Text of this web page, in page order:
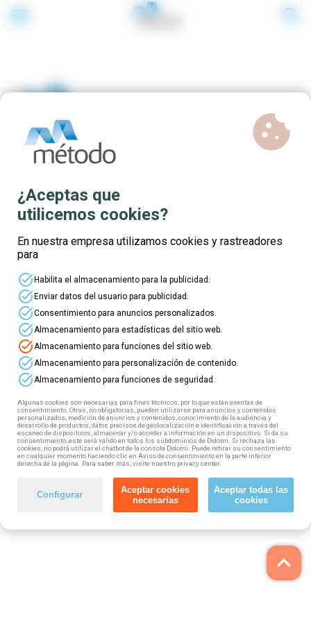
menu search
Cursos de ofimática
presenciales gratuitos
keyboard_arrow_up
¿Aceptas que
utilicemos cookies?
cookie
En nuestra empresa utilizamos cookies y rastreadores
para
task_altHabilita el almacenamiento para la publicidad.
task_altEnviar datos del usuario para publicidad.
task_altConsentimiento para anuncios personalizados.
task_alt Almacenamiento para estadísticas del sitio web.
task_alt Almacenamiento para funciones del sitio web.
task_alt Almacenamiento para personalización de contenido.
task_alt Almacenamiento para funciones de seguridad.
Algunas cookies son necesarias para fines técnicos, por lo que están exentas de
consentimiento. Otras, no obligatorias, pueden utilizarse para anuncios y contenidos
personalizados, medición de anuncios y contenidos, conocimiento de la audiencia y
desarrollo de productos, datos precisos de geolocalización e identificación a través del
escaneo de dispositivos, almacenar y/o acceder a información en un dispositivo. Si da su
consentimiento, este será válido en todos los subdominios de Didomi. Si rechaza las
cookies, no podrá utilizar el chatbot de la consola Didomi. Puede retirar su consentimiento
en cualquier momento haciendo clic en Aviso de consentimiento en la parte inferior
derecha de la página. Para saber más, visite nuestro privacy center.
Configurar
Aceptar cookies
necesarias
Aceptar todas las
cookies